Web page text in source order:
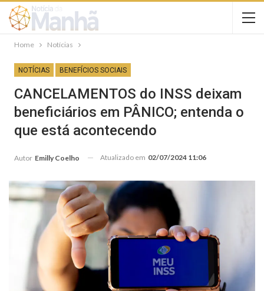
Home Notícias
NOTÍCIAS BENEFÍCIOS SOCIAIS
CANCELAMENTOS do INSS deixam
beneficiários em PÂNICO; entenda o
que está acontecendo
Autor Emilly Coelho Atualizado em 02/07/2024 11:06